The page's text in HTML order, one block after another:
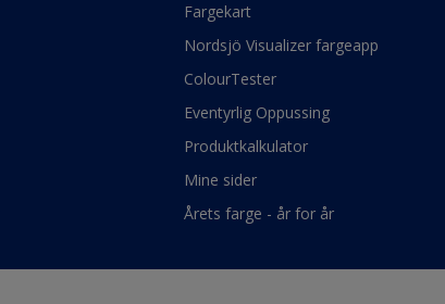
Fargekart
Nordsjö Visualizer fargeapp
ColourTester
Eventyrlig Oppussing
Produktkalkulator
Mine sider
Årets farge - år for år